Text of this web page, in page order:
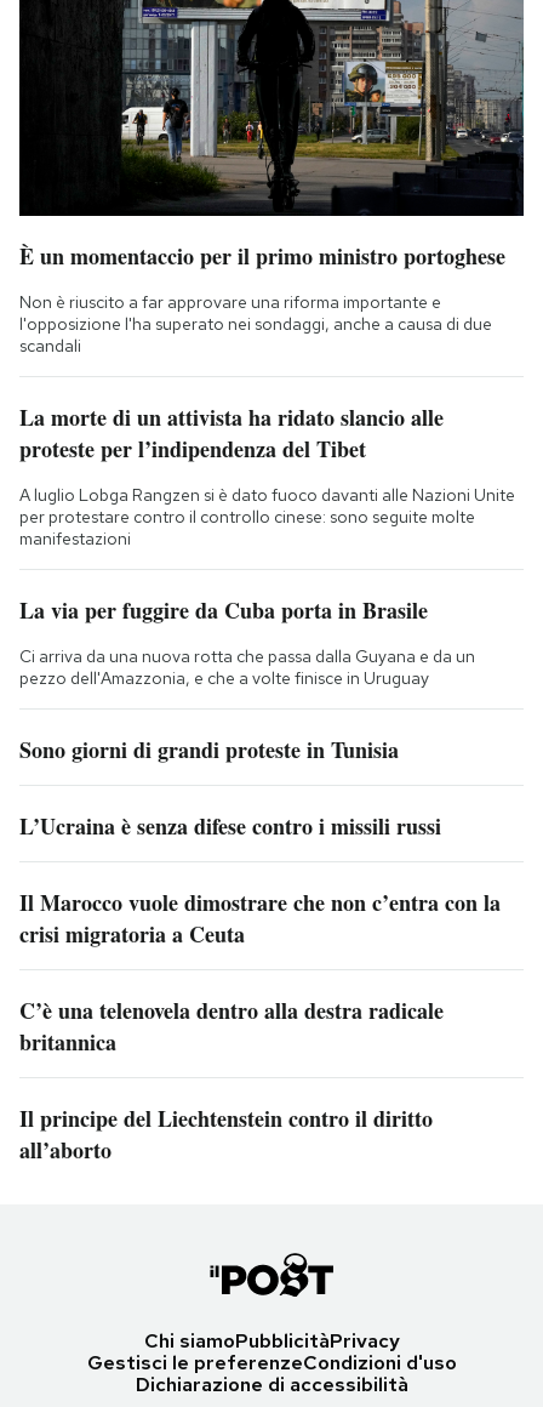
È un momentaccio per il primo ministro portoghese
Non è riuscito a far approvare una riforma importante e
l'opposizione l'ha superato nei sondaggi, anche a causa di due
scandali
La morte di un attivista ha ridato slancio alle
proteste per l’indipendenza del Tibet
A luglio Lobga Rangzen si è dato fuoco davanti alle Nazioni Unite
per protestare contro il controllo cinese: sono seguite molte
manifestazioni
La via per fuggire da Cuba porta in Brasile
Ci arriva da una nuova rotta che passa dalla Guyana e da un
pezzo dell'Amazzonia, e che a volte finisce in Uruguay
Sono giorni di grandi proteste in Tunisia
L’Ucraina è senza difese contro i missili russi
Il Marocco vuole dimostrare che non c’entra con la
crisi migratoria a Ceuta
C’è una telenovela dentro alla destra radicale
britannica
Il principe del Liechtenstein contro il diritto
all’aborto
Chi siamoPubblicitàPrivacy
Gestisci le preferenzeCondizioni d'uso
Dichiarazione di accessibilità